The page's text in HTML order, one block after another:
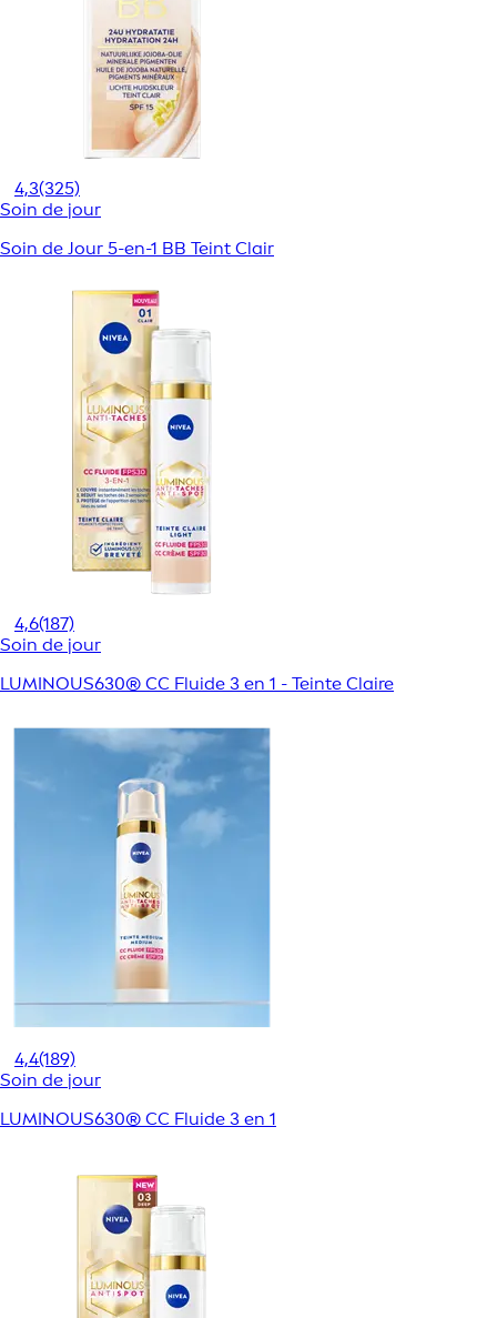
4,3(325)
Soin de jour
Soin de Jour 5-en-1 BB Teint Clair
4,6(187)
Soin de jour
LUMINOUS630® CC Fluide 3 en 1 - Teinte Claire
4,4(189)
Soin de jour
LUMINOUS630® CC Fluide 3 en 1